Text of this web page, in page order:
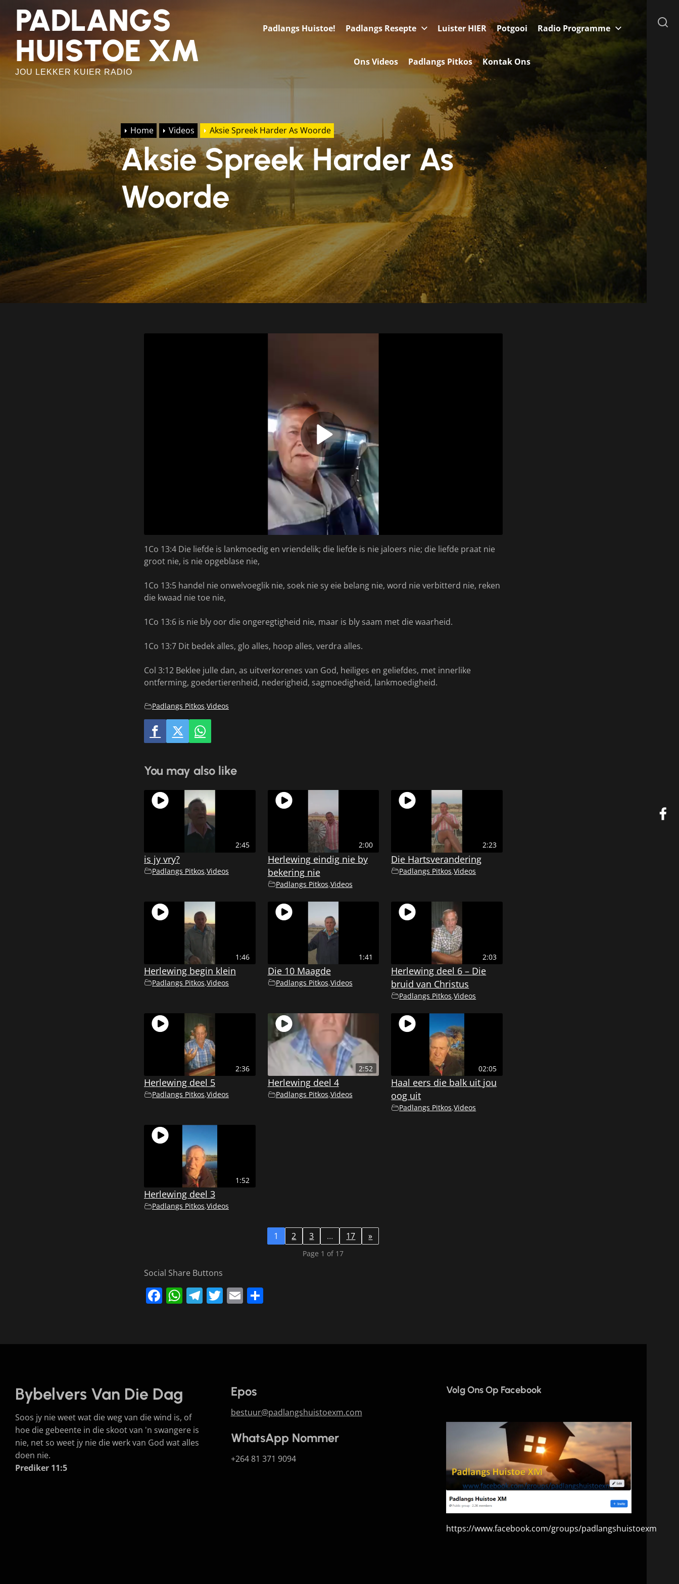
content
PADLANGS
HUISTOE XM
JOU LEKKER KUIER RADIO
Padlangs Huistoe! Padlangs Resepte Luister HIER Potgooi Radio Programme
Ons Videos Padlangs Pitkos Kontak Ons
Home Videos Aksie Spreek Harder As Woorde
Aksie Spreek Harder As
Woorde
1Co 13:4 Die liefde is lankmoedig en vriendelik; die liefde is nie jaloers nie; die liefde praat nie
groot nie, is nie opgeblase nie,
1Co 13:5 handel nie onwelvoeglik nie, soek nie sy eie belang nie, word nie verbitterd nie, reken
die kwaad nie toe nie,
1Co 13:6 is nie bly oor die ongeregtigheid nie, maar is bly saam met die waarheid.
1Co 13:7 Dit bedek alles, glo alles, hoop alles, verdra alles.
Col 3:12 Beklee julle dan, as uitverkorenes van God, heiliges en geliefdes, met innerlike
ontferming, goedertierenheid, nederigheid, sagmoedigheid, lankmoedigheid.
Padlangs Pitkos,Videos
You may also like
2:45
is jy vry?
Padlangs Pitkos,Videos
2:00
Herlewing eindig nie by
bekering nie
Padlangs Pitkos,Videos
2:23
Die Hartsverandering
Padlangs Pitkos,Videos
1:46
Herlewing begin klein
Padlangs Pitkos,Videos
1:41
Die 10 Maagde
Padlangs Pitkos,Videos
2:03
Herlewing deel 6 – Die
bruid van Christus
Padlangs Pitkos,Videos
2:36
Herlewing deel 5
Padlangs Pitkos,Videos
2:52
Herlewing deel 4
Padlangs Pitkos,Videos
02:05
Haal eers die balk uit jou
oog uit
Padlangs Pitkos,Videos
1:52
Herlewing deel 3
Padlangs Pitkos,Videos
1 2 3 … 17 »
Page 1 of 17
Social Share Buttons
Facebook
WhatsApp
Telegram
Twitter
EmailShare
Bybelvers Van Die Dag
Soos jy nie weet wat die weg van die wind is, of
hoe die gebeente in die skoot van 'n swangere is
nie, net so weet jy nie die werk van God wat alles
doen nie.
Prediker 11:5
Epos
bestuur@padlangshuistoexm.com
WhatsApp Nommer
+264 81 371 9094
Volg Ons Op Facebook
https://www.facebook.com/groups/padlangshuistoexm